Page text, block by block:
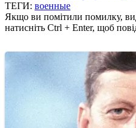
ТЕГИ: военные
Якщо ви помітили помилку,
натисніть Ctrl + Enter, щоб